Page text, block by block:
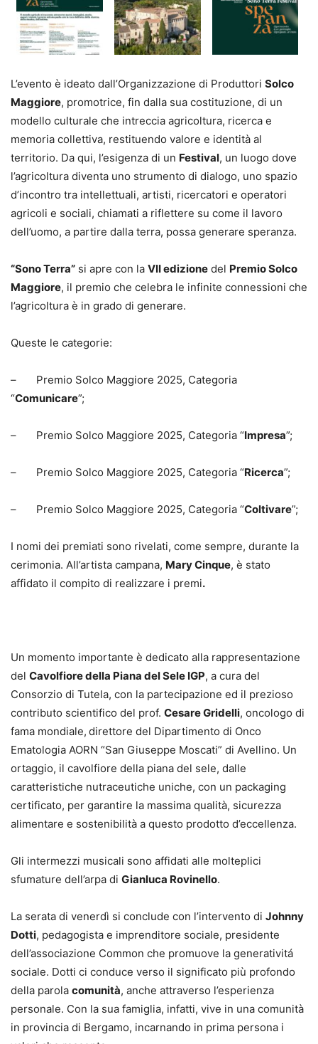
L’evento è ideato dall’Organizzazione di Produttori Solco
Maggiore, promotrice, fin dalla sua costituzione, di un
modello culturale che intreccia agricoltura, ricerca e
memoria collettiva, restituendo valore e identità al
territorio. Da qui, l’esigenza di un Festival, un luogo dove
l’agricoltura diventa uno strumento di dialogo, uno spazio
d’incontro tra intellettuali, artisti, ricercatori e operatori
agricoli e sociali, chiamati a riflettere su come il lavoro
dell’uomo, a partire dalla terra, possa generare speranza.
“Sono Terra” si apre con la VII edizione del Premio Solco
Maggiore, il premio che celebra le infinite connessioni che
l’agricoltura è in grado di generare.
Queste le categorie:
– Premio Solco Maggiore 2025, Categoria
“Comunicare”;
– Premio Solco Maggiore 2025, Categoria “Impresa”;
– Premio Solco Maggiore 2025, Categoria “Ricerca”;
– Premio Solco Maggiore 2025, Categoria “Coltivare”;
I nomi dei premiati sono rivelati, come sempre, durante la
cerimonia. All’artista campana, Mary Cinque, è stato
affidato il compito di realizzare i premi.
Un momento importante è dedicato alla rappresentazione
del Cavolfiore della Piana del Sele IGP, a cura del
Consorzio di Tutela, con la partecipazione ed il prezioso
contributo scientifico del prof. Cesare Gridelli, oncologo di
fama mondiale, direttore del Dipartimento di Onco
Ematologia AORN “San Giuseppe Moscati” di Avellino. Un
ortaggio, il cavolfiore della piana del sele, dalle
caratteristiche nutraceutiche uniche, con un packaging
certificato, per garantire la massima qualità, sicurezza
alimentare e sostenibilità a questo prodotto d’eccellenza.
Gli intermezzi musicali sono affidati alle molteplici
sfumature dell’arpa di Gianluca Rovinello.
La serata di venerdì si conclude con l’intervento di Johnny
Dotti, pedagogista e imprenditore sociale, presidente
dell’associazione Common che promuove la generativitá
sociale. Dotti ci conduce verso il significato più profondo
della parola comunità, anche attraverso l’esperienza
personale. Con la sua famiglia, infatti, vive in una comunità
in provincia di Bergamo, incarnando in prima persona i